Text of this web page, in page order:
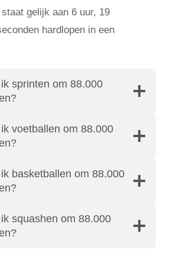
gelijk aan 6 uur, 19
hardlopen in een
sprinten om 88.000
voetballen om 88.000
basketballen om 88.000
squashen om 88.000